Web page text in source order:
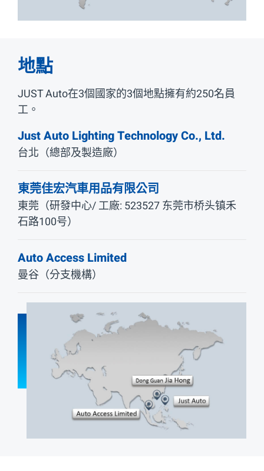
地點
JUST Auto在3個國家的3個地點擁有約250名員
工。
Just Auto Lighting Technology Co., Ltd.
台北（總部及製造廠）
東莞佳宏汽車用品有限公司
東莞（研發中心/ 工廠: 523527 东莞市桥头镇禾
石路100号）
Auto Access Limited
曼谷（分支機構）